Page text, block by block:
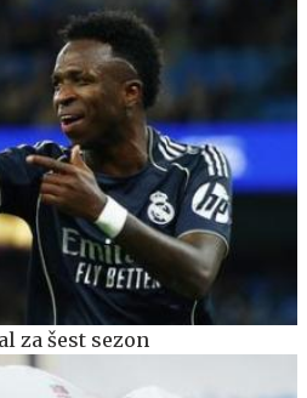
za šest sezon